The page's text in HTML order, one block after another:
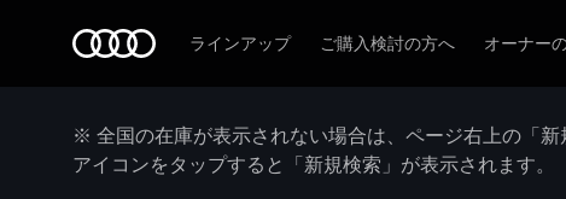
ラインアップ ご購入検討の方へ オーナー
※ 全国の在庫が表示されない場合は、ページ右上の「
アイコンをタップすると「新規検索」が表示されます。